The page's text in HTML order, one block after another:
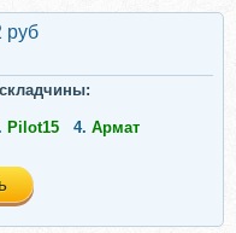
руб
Pilot15 4. Армат